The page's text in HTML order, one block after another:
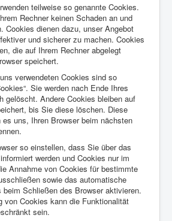
teilweise so genannte Cookies.
Rechner keinen Schaden an und
Cookies dienen dazu, unser Angebot
und sicherer zu machen. Cookies
die auf Ihrem Rechner abgelegt
speichert.
verwendeten Cookies sind so
Sie werden nach Ende Ihres
gelöscht. Andere Cookies bleiben auf
bis Sie diese löschen. Diese
uns, Ihren Browser beim nächsten
so einstellen, dass Sie über das
werden und Cookies nur im
Annahme von Cookies für bestimmte
sowie das automatische
beim Schließen des Browser aktivieren.
von Cookies kann die Funktionalität
sein.